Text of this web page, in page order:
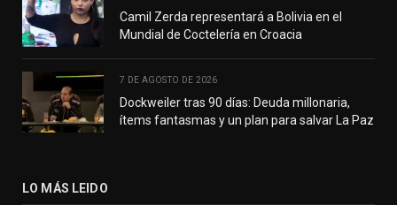
Camil Zerda representará a Bolivia en el
Mundial de Coctelería en Croacia
7 DE AGOSTO DE 2026
Dockweiler tras 90 días: Deuda millonaria,
ítems fantasmas y un plan para salvar La Paz
LO MÁS LEIDO